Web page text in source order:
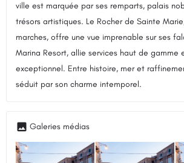
ville est marquée par ses remparts, palais
trésors artistiques. Le Rocher de Sainte
marches, offre une vue imprenable sur ses
Marina Resort, allie services haut de gamme
exceptionnel. Entre histoire, mer et
séduit par son charme intemporel.